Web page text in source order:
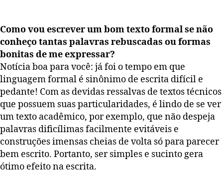
Como vou escrever um bom texto formal se não
conheço tantas palavras rebuscadas ou formas
bonitas de me expressar?
Notícia boa para você: já foi o tempo em que
linguagem formal é sinônimo de escrita difícil e
pedante! Com as devidas ressalvas de textos técnicos
que possuem suas particularidades, é lindo de se ver
um texto acadêmico, por exemplo, que não despeja
palavras dificílimas facilmente evitáveis e
construções imensas cheias de volta só para parecer
bem escrito. Portanto, ser simples e sucinto gera
ótimo efeito na escrita.